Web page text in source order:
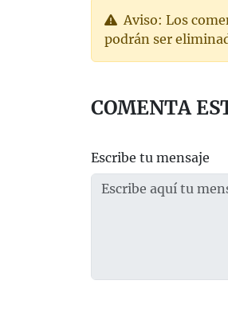
Aviso: Los
podrán ser
COMENTA
Escribe tu mensaje